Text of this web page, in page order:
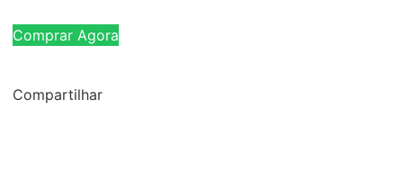
Comprar Agora
Compartilhar